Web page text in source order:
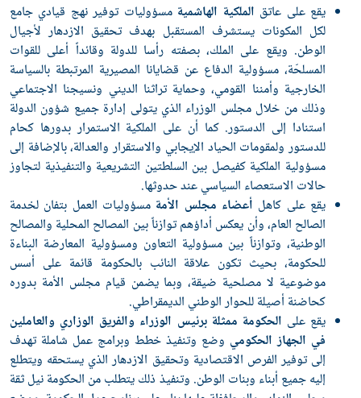
يقع على عاتق الملكية الهاشمية مسؤوليات توفير نهج قيادي جامع
لكل المكونات يستشرف المستقبل بهدف تحقيق الازدهار لأجيال
الوطن. ويقع على الملك، بصفته رأسا للدولة وقائداً أعلى للقوات
المسلحّة، مسؤولية الدفاع عن قضايانا المصيرية المرتبطة بالسياسة
الخارجية وأمننا القومي، وحماية تراثنا الديني ونسيجنا الاجتماعي
وذلك من خلال مجلس الوزراء الذي يتولى إدارة جميع شؤون الدولة
استنادا إلى الدستور. كما أن على الملكية الاستمرار بدورها كحام
للدستور ولمقومات الحياد الإيجابي والاستقرار والعدالة، بالإضافة إلى
مسؤولية الملكية كفيصل بين السلطتين التشريعية والتنفيذية لتجاوز
حالات الاستعصاء السياسي عند حدوثها.
يقع على كاهل أعضاء مجلس الأمة مسؤوليات العمل بتفان لخدمة
الصالح العام، وأن يعكس أداؤهم توازناً بين المصالح المحلية والمصالح
الوطنية، وتوازناً بين مسؤولية التعاون ومسؤولية المعارضة البناءة
للحكومة، بحيث تكون علاقة النائب بالحكومة قائمة على أسس
موضوعية لا مصلحية ضيقة، وبما يضمن قيام مجلس الأمة بدوره
كحاضنة أصيلة للحوار الوطني الديمقراطي.
يقع على الحكومة ممثلة برئيس الوزراء والفريق الوزاري والعاملين
في الجهاز الحكومي وضع وتنفيذ خطط وبرامج عمل شاملة تهدف
إلى توفير الفرص الاقتصادية وتحقيق الازدهار الذي يستحقه ويتطلع
إليه جميع أبناء وبنات الوطن. وتنفيذ ذلك يتطلب من الحكومة نيل ثقة